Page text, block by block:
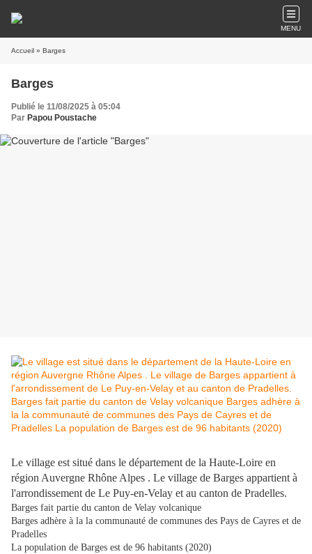
MENU
Accueil » Barges
Barges
Publié le 11/08/2025 à 05:04
Par Papou Poustache
Le village est situé dans le département de la Haute-Loire en
région Auvergne Rhône Alpes . Le village de Barges appartient à
l'arrondissement de Le Puy-en-Velay et au canton de Pradelles.
Barges fait partie du canton de Velay volcanique
Barges adhère à la la communauté de communes des Pays de Cayres et de
Pradelles
La population de Barges est de 96 habitants (2020)